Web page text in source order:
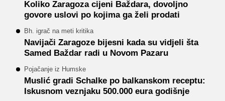
Koliko Zaragoza cijeni Baždara, dovoljno
govore uslovi po kojima ga želi prodati
Bh. igrač na meti kritika
Navijači Zaragoze bijesni kada su vidjeli šta
Samed Baždar radi u Novom Pazaru
Pojačanje iz Humske
Muslić gradi Schalke po balkanskom receptu:
Iskusnom veznjaku 500.000 eura godišnje